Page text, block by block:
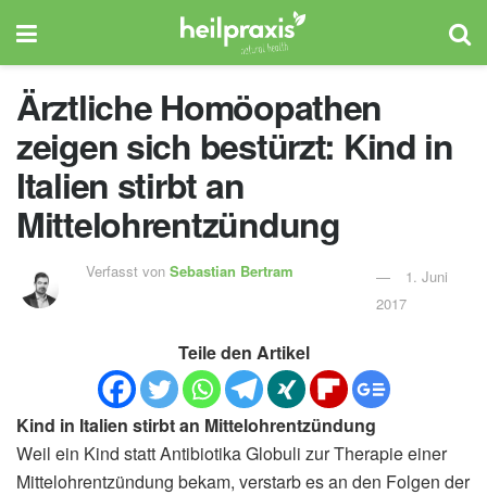
Ärztliche Homöopathen
zeigen sich bestürzt: Kind in
Italien stirbt an
Mittelohrentzündung
Verfasst von Sebastian Bertram
1. Juni
2017
Teile den Artikel
Kind in Italien stirbt an Mittelohrentzündung
Weil ein Kind statt Antibiotika Globuli zur Therapie einer
Mittelohrentzündung bekam, verstarb es an den Folgen der